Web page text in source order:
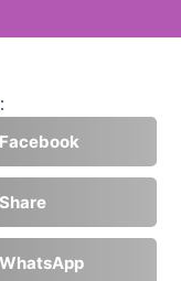
Facebook
Share
WhatsApp